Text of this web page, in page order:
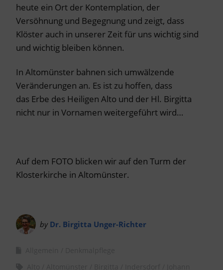
heute ein Ort der Kontemplation, der
Versöhnung und Begegnung und zeigt, dass
Klöster auch in unserer Zeit für uns wichtig sind
und wichtig bleiben können.
In Altomünster bahnen sich umwälzende
Veränderungen an. Es ist zu hoffen, dass
das Erbe des Heiligen Alto und der Hl. Birgitta
nicht nur in Vornamen weitergeführt wird…
Auf dem FOTO blicken wir auf den Turm der
Klosterkirche in Altomünster.
by Dr. Birgitta Unger-Richter